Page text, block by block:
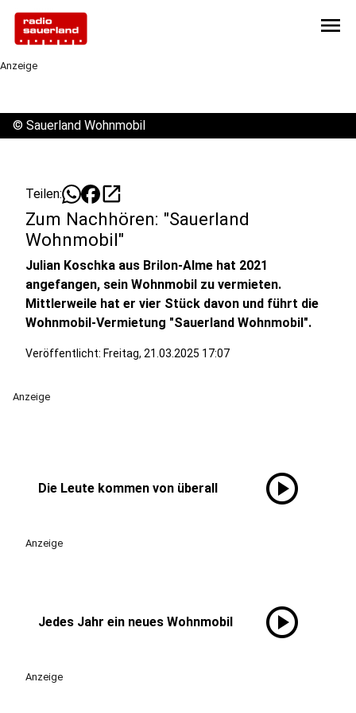
menu
Anzeige
© Sauerland Wohnmobil
Teilen: open_in_new
Zum Nachhören: "Sauerland
Wohnmobil"
Julian Koschka aus Brilon-Alme hat 2021
angefangen, sein Wohnmobil zu vermieten.
Mittlerweile hat er vier Stück davon und führt die
Wohnmobil-Vermietung "Sauerland Wohnmobil".
Veröffentlicht: Freitag, 21.03.2025 17:07
Anzeige
Die Leute kommen von überall play_circle
Anzeige
Jedes Jahr ein neues Wohnmobil play_circle
Anzeige